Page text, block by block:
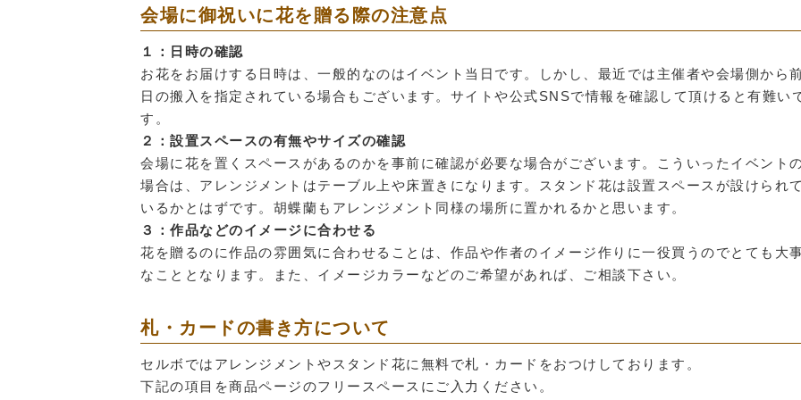
会場に御祝いに花を贈る際の注意点
１：日時の確認
お花をお届けする日時は、一般的なのはイベント当日です。しかし、最近では主催者や会場側から
日の搬入を指定されている場合もございます。サイトや公式SNSで情報を確認して頂けると有難い
す。
２：設置スペースの有無やサイズの確認
会場に花を置くスペースがあるのかを事前に確認が必要な場合がございます。こういったイベント
場合は、アレンジメントはテーブル上や床置きになります。スタンド花は設置スペースが設けられて
いるかとはずです。胡蝶蘭もアレンジメント同様の場所に置かれるかと思います。
３：作品などのイメージに合わせる
花を贈るのに作品の雰囲気に合わせることは、作品や作者のイメージ作りに一役買うのでとても大
なこととなります。また、イメージカラーなどのご希望があれば、ご相談下さい。
札・カードの書き方について
セルボではアレンジメントやスタンド花に無料で札・カードをおつけしております。
下記の項目を商品ページのフリースペースにご入力ください。